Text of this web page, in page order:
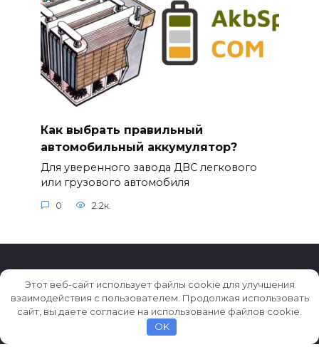
Как выбрать правильный
автомобильный аккумулятор?
Для уверенного завода ДВС легкового
или грузового автомобиля
0 2.2к.
© 2026 Истории ★ Новости ★ Факты ★ Очерки
Этот веб-сайт использует файлы cookie для улучшения
взаимодействия с пользователем. Продолжая использовать
сайт, вы даете согласие на использование файлов cookie.
OK